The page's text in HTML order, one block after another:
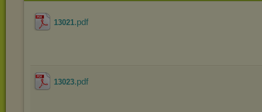
13021.pdf
13023.pdf